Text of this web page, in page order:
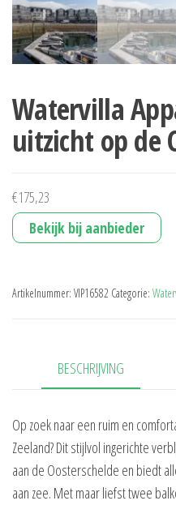
Watervilla
uitzicht op de
€175,23
Bekijk bij aanbieder
Artikelnummer: VIP16582 Categorie:
BESCHRIJVING
Op zoek naar een ruim en
Zeeland? Dit stijlvol ingerichte
aan de Oosterschelde en biedt
aan zee. Met maar liefst twee